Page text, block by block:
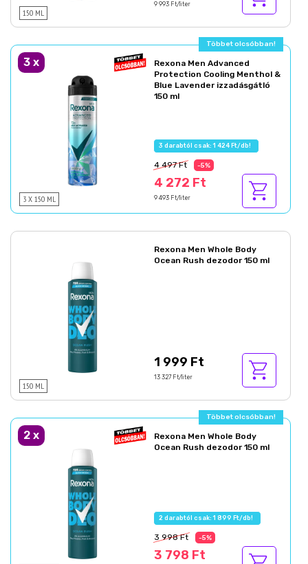
150 ML
9 993 Ft/liter
Többet olcsóbban!
3 x
3 X 150 ML
Rexona Men Advanced
Protection Cooling Menthol &
Blue Lavender izzadásgátló
150 ml
3 darabtól csak: 1 424 Ft/db!
4 497 Ft -5%
4 272 Ft
9 493 Ft/liter
150 ML
Rexona Men Whole Body
Ocean Rush dezodor 150 ml
1 999 Ft
13 327 Ft/liter
Többet olcsóbban!
2 x
Rexona Men Whole Body
Ocean Rush dezodor 150 ml
2 darabtól csak: 1 899 Ft/db!
3 998 Ft -5%
3 798 Ft